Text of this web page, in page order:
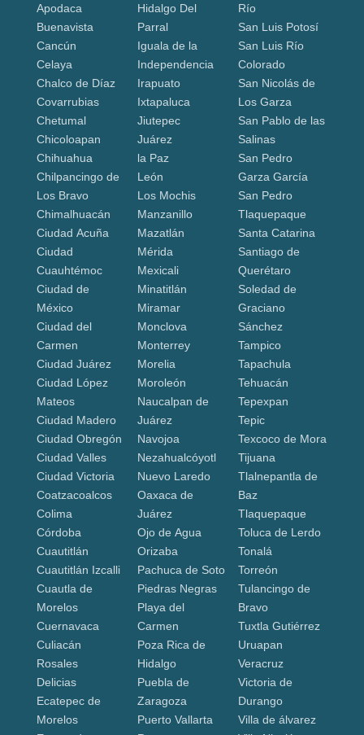
Apodaca
Buenavista
Cancún
Celaya
Chalco de Díaz
Covarrubias
Chetumal
Chicoloapan
Chihuahua
Chilpancingo de
Los Bravo
Chimalhuacán
Ciudad Acuña
Ciudad
Cuauhtémoc
Ciudad de
México
Ciudad del
Carmen
Ciudad Juárez
Ciudad López
Mateos
Ciudad Madero
Ciudad Obregón
Ciudad Valles
Ciudad Victoria
Coatzacoalcos
Colima
Córdoba
Cuautitlán
Cuautitlán Izcalli
Cuautla de
Morelos
Cuernavaca
Culiacán
Rosales
Delicias
Ecatepec de
Morelos
Hidalgo Del
Parral
Iguala de la
Independencia
Irapuato
Ixtapaluca
Jiutepec
Juárez
la Paz
León
Los Mochis
Manzanillo
Mazatlán
Mérida
Mexicali
Minatitlán
Miramar
Monclova
Monterrey
Morelia
Moroleón
Naucalpan de
Juárez
Navojoa
Nezahualcóyotl
Nuevo Laredo
Oaxaca de
Juárez
Ojo de Agua
Orizaba
Pachuca de Soto
Piedras Negras
Playa del
Carmen
Poza Rica de
Hidalgo
Puebla de
Zaragoza
Puerto Vallarta
Río
San Luis Potosí
San Luis Río
Colorado
San Nicolás de
Los Garza
San Pablo de las
Salinas
San Pedro
Garza García
San Pedro
Tlaquepaque
Santa Catarina
Santiago de
Querétaro
Soledad de
Graciano
Sánchez
Tampico
Tapachula
Tehuacán
Tepexpan
Tepic
Texcoco de Mora
Tijuana
Tlalnepantla de
Baz
Tlaquepaque
Toluca de Lerdo
Tonalá
Torreón
Tulancingo de
Bravo
Tuxtla Gutiérrez
Uruapan
Veracruz
Victoria de
Durango
Villa de álvarez